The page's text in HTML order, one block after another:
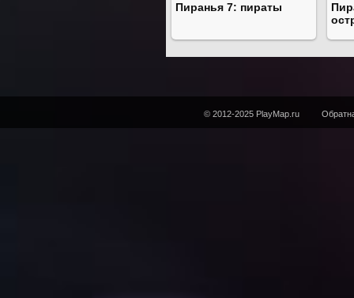
Пиранья 7: пираты
© 2012-2025 PlayMap.ru